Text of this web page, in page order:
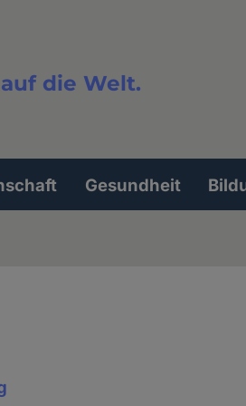
die Welt.
Gesundheit